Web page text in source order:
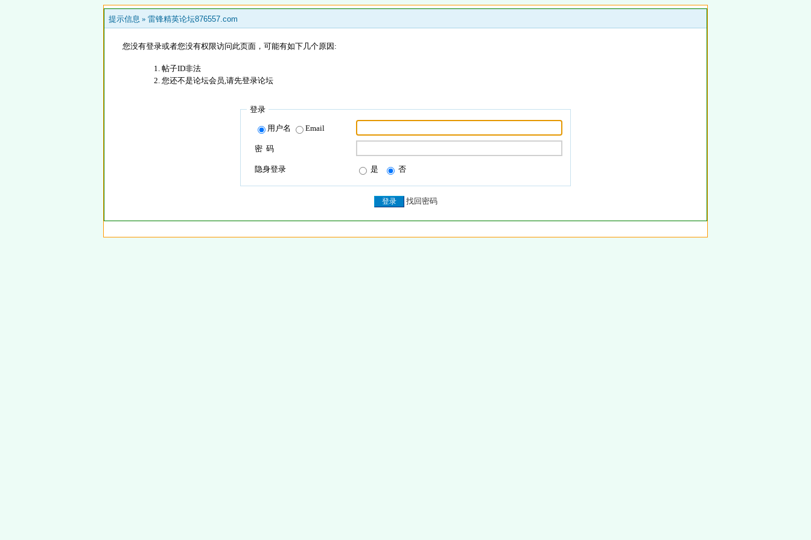
提示信息 » 雷锋精英论坛876557.com
您没有登录或者您没有权限访问此页面，可能有如下几个原因:
帖子ID非法
您还不是论坛会员,请先登录论坛
登录
用户名 Email
密 码
隐身登录 是 否
找回密码